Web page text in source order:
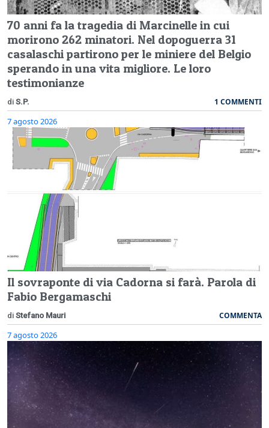
70 anni fa la tragedia di Marcinelle in cui
morirono 262 minatori. Nel dopoguerra 31
casalaschi partirono per le miniere del Belgio
sperando in una vita migliore. Le loro
testimonianze
di S.P. 1 COMMENTI
7 agosto 2026
Il sovraponte di via Cadorna si farà. Parola di
Fabio Bergamaschi
di Stefano Mauri COMMENTA
7 agosto 2026